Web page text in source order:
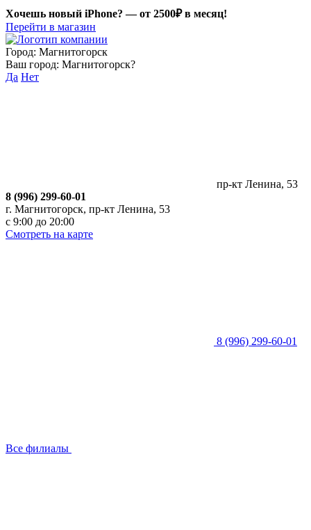
Хочешь новый iPhone? —от 2500₽ в месяц!
Перейти в магазин
Город: Магнитогорск
Ваш город: Магнитогорск?
Да Нет
пр-кт Ленина, 53
8 (996) 299-60-01
г. Магнитогорск, пр-кт Ленина, 53
с 9:00 до 20:00
Смотреть на карте
8 (996) 299-60-01
Все филиалы